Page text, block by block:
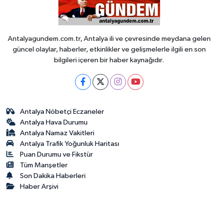
Antalyagundem.com.tr, Antalya ili ve çevresinde meydana gelen
güncel olaylar, haberler, etkinlikler ve gelişmelerle ilgili en son
bilgileri içeren bir haber kaynağıdır.
Antalya Nöbetçi Eczaneler
Antalya Hava Durumu
Antalya Namaz Vakitleri
Antalya Trafik Yoğunluk Haritası
Puan Durumu ve Fikstür
Tüm Manşetler
Son Dakika Haberleri
Haber Arşivi